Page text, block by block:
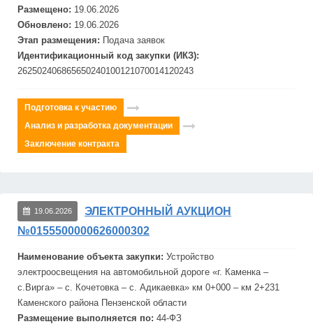
Размещено: 19.06.2026
Обновлено: 19.06.2026
Этап размещения: Подача заявок
Идентификационный код закупки (ИКЗ):
262502406865650240100121070014120243
Подготовка к участию
Анализ и разработка документации
Заключение контракта
19.06.2026
ЭЛЕКТРОННЫЙ АУКЦИОН
№0155500000626000302
Наименование объекта закупки: Устройство
электроосвещения на автомобильной дороге «г. Каменка –
с.Вирга» – с. Кочетовка – с. Адикаевка» км 0+000 – км 2+231
Каменского района Пензенской области
Размещение выполняется по: 44-ФЗ